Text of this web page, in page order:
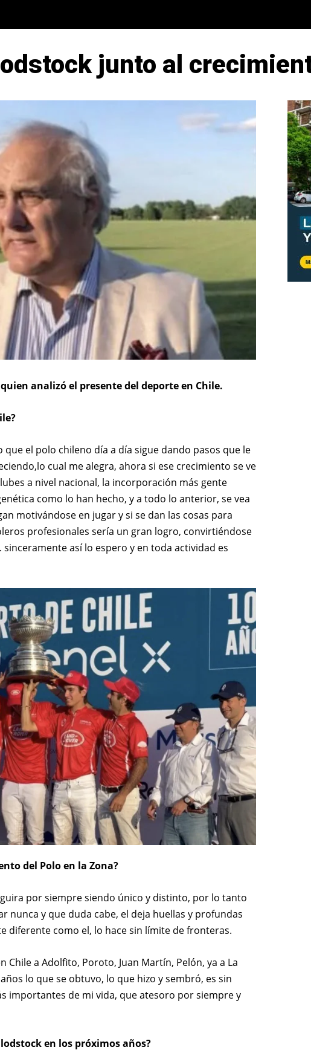
junto al
analizó el presente del deporte en Chile.
el polo chileno día a día sigue dando pasos que le
cual me alegra, ahora si ese crecimiento se ve
a nivel nacional, la incorporación más gente
como lo han hecho, y a todo lo anterior, se vea
motivándose en jugar y si se dan las cosas para
profesionales sería un gran logro, convirtiéndose
así lo espero y en toda actividad es
del Polo en la Zona?
por siempre siendo único y distinto, por lo tanto
nunca y que duda cabe, el deja huellas y profundas
diferente como el, lo hace sin límite de fronteras.
a Adolfito, Poroto, Juan Martín, Pelón, ya a La
lo que se obtuvo, lo que hizo y sembró, es sin
importantes de mi vida, que atesoro por siempre y
en los próximos años?